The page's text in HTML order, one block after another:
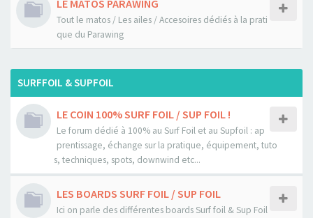
LE MATOS PARAWING
Tout le matos / Les ailes / Accesoires dédiés à la prati
que du Parawing
SURFFOIL & SUPFOIL
LE COIN 100% SURF FOIL / SUP FOIL !
Le forum dédié à 100% au Surf Foil et au Supfoil : ap
prentissage, échange sur la pratique, équipement, tuto
s, techniques, spots, downwind etc...
LES BOARDS SURF FOIL / SUP FOIL
Ici on parle des différentes boards Surf foil & Sup Foil